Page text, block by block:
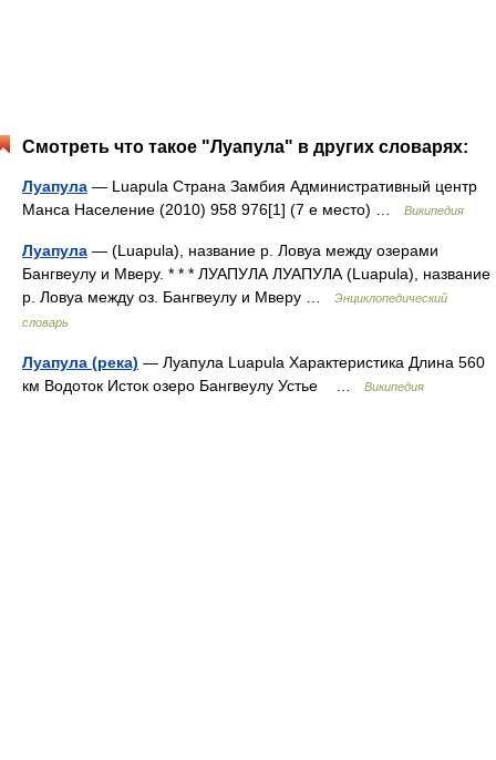
Смотреть что такое "Луапула" в других словарях:
Луапула — Luapula Страна Замбия Административный центр
Манса Население (2010) 958 976[1] (7 е место) …
Википедия
Луапула — (Luapula), название р. Ловуа между озерами
Бангвеулу и Мверу. * * * ЛУАПУЛА ЛУАПУЛА (Luapula), название
р. Ловуа между оз. Бангвеулу и Мверу …
Энциклопедический
словарь
Луапула (река) — Луапула Luapula Характеристика Длина 560
км Водоток Исток озеро Бангвеулу Устье …
Википедия